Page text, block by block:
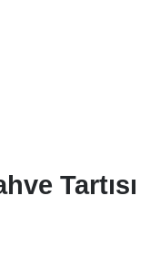
Tartısı